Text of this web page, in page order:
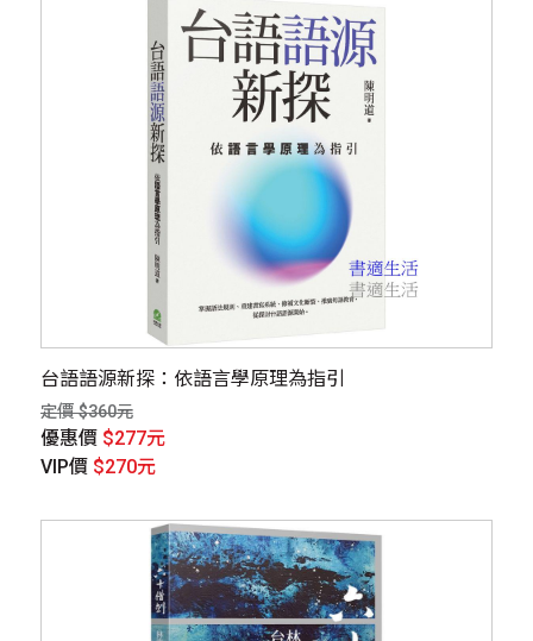
台語語源新探：依語言學原理為指引
定價 $360元
優惠價 $277元
VIP價 $270元